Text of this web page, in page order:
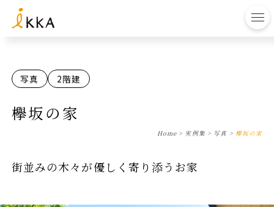
写真 2階建
欅坂の家
Home > 実例集 > 写真 > 欅坂の家
街並みの木々が優しく寄り添うお家